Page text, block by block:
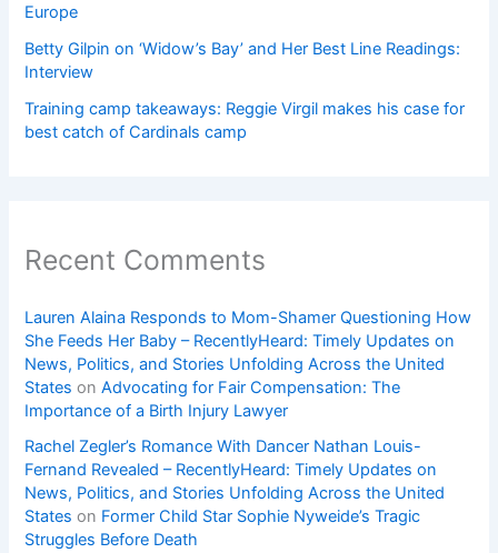
Europe
Betty Gilpin on ‘Widow’s Bay’ and Her Best Line Readings:
Interview
Training camp takeaways: Reggie Virgil makes his case for
best catch of Cardinals camp
Recent Comments
Lauren Alaina Responds to Mom-Shamer Questioning How
She Feeds Her Baby – RecentlyHeard: Timely Updates on
News, Politics, and Stories Unfolding Across the United
States onAdvocating for Fair Compensation: The
Importance of a Birth Injury Lawyer
Rachel Zegler’s Romance With Dancer Nathan Louis-
Fernand Revealed – RecentlyHeard: Timely Updates on
News, Politics, and Stories Unfolding Across the United
States on Former Child Star Sophie Nyweide’s Tragic
Struggles Before Death